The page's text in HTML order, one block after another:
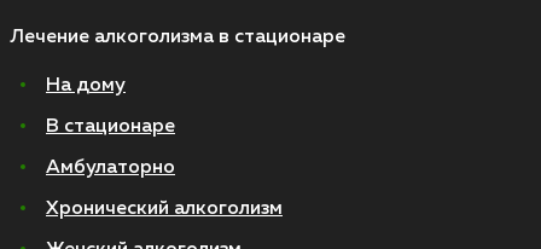
Лечение алкоголизма в стационаре
На дому
В стационаре
Амбулаторно
Хронический алкоголизм